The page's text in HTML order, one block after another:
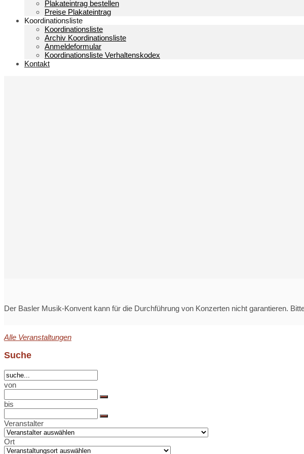
Plakateintrag bestellen
Preise Plakateintrag
Koordinationsliste
Koordinationsliste
Archiv Koordinationsliste
Anmeldeformular
Koordinationsliste Verhaltenskodex
Kontakt
Der Basler Musik-Konvent kann für die Durchführung von Konzerten nicht garantieren.
Alle Veranstaltungen
Suche
von
bis
Veranstalter
Ort